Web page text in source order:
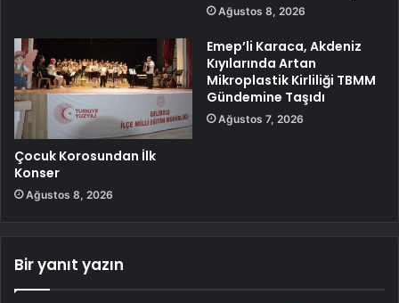
Ağustos 8, 2026
Çocuk Korosundan İlk
Konser
Ağustos 8, 2026
Emep’li Karaca, Akdeniz
Kıyılarında Artan
Mikroplastik Kirliliği TBMM
Gündemine Taşıdı
Ağustos 7, 2026
Bir yanıt yazın